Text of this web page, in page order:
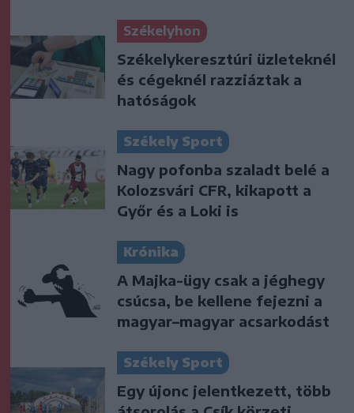
Székelyhon
Székelykeresztúri üzleteknél
és cégeknél razziáztak a
hatóságok
Székely Sport
Nagy pofonba szaladt belé a
Kolozsvári CFR, kikapott a
Győr és a Loki is
Krónika
A Majka-ügy csak a jéghegy
csúcsa, be kellene fejezni a
magyar–magyar acsarkodást
Székely Sport
Egy újonc jelentkezett, több